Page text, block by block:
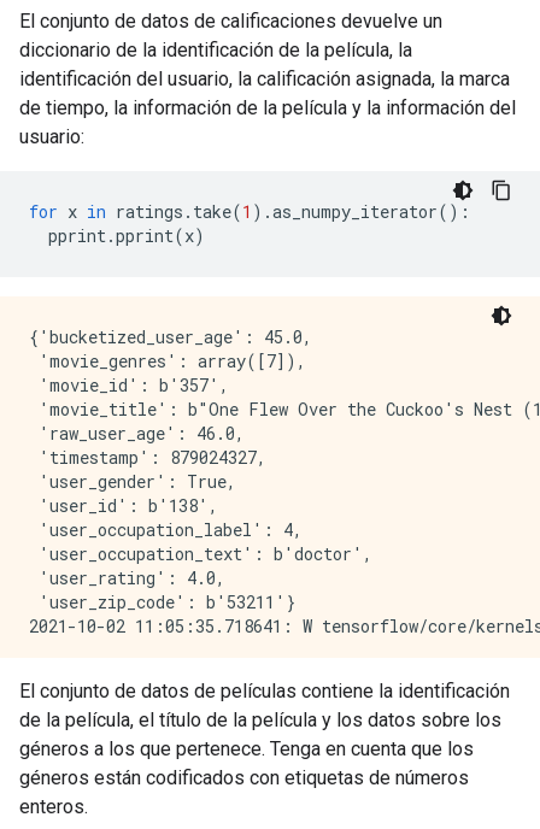
El conjunto de datos de calificaciones devuelve un
diccionario de la identificación de la película, la
identificación del usuario, la calificación asignada, la marca
de tiempo, la información de la película y la información del
usuario:
for x in ratings . take(1 ).as_numpy_iterator():
pprint.pprint(x)
{'bucketized_user_age': 45.0,
'movie_genres': array([7]),
'movie_id': b'357',
'movie_title': b"One Flew Over the Cuckoo's Nest
'raw_user_age': 46.0,
'timestamp': 879024327,
'user_gender': True,
'user_id': b'138',
'user_occupation_label': 4,
'user_occupation_text': b'doctor',
'user_rating': 4.0,
'user_zip_code': b'53211'}
El conjunto de datos de películas contiene la identificación
de la película, el título de la película y los datos sobre los
géneros a los que pertenece. Tenga en cuenta que los
géneros están codificados con etiquetas de números
enteros.